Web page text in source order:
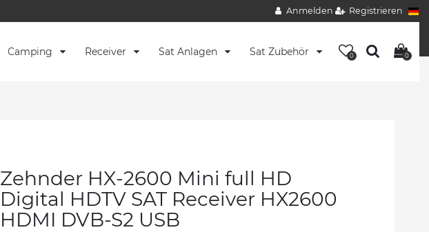
Anmelden Registrieren
Camping Receiver Sat Anlagen Sat Zubehör 0 0
Zehnder HX-2600 Mini full HD
Digital HDTV SAT Receiver HX2600
HDMI DVB-S2 USB